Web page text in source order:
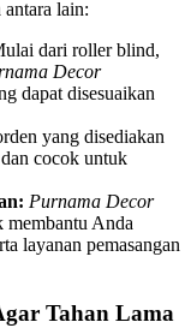
lain:
dari roller blind,
Decor
dapat disesuaikan
yang disediakan
cocok untuk
Purnama Decor
membantu Anda
layanan pemasangan
Tahan Lama